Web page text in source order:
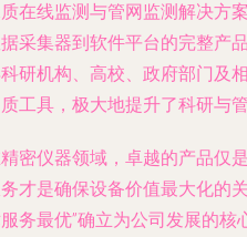
在线监测与管网监测解决方
采集器到软件平台的完整产
研机构、高校、政府部门及
工具，极大地提升了科研与
密仪器领域，卓越的产品仅
才是确保设备价值最大化的
务最优”确立为公司发展的